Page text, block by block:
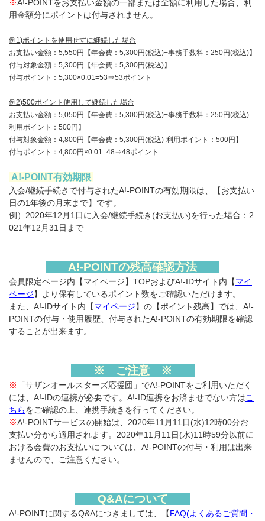
※A!-POINTをお支払い金額の一部または全額に利用した場合、利
用金額分にポイントは付与されません。
例1)ポイントを使用せずに継続した場合
お支払い金額：5,550円【年会費：5,300円(税込)+事務手数料：250円(税込)】
付与対象金額：5,300円【年会費：5,300円(税込)】
付与ポイント：5,300×0.01=53⇒53ポイント
例2)500ポイント使用して継続した場合
お支払い金額：5,050円【年会費：5,300円(税込)+事務手数料：250円(税込)-
利用ポイント：500円】
付与対象金額：4,800円【年会費：5,300円(税込)-利用ポイント：500円】
付与ポイント：4,800円×0.01=48⇒48ポイント
A!-POINT有効期限
入会/継続手続きで付与されたA!-POINTの有効期限は、【お支払い
日の1年後の月末まで】です。
例）2020年12月1日に入会/継続手続き(お支払い)を行った場合：2
021年12月31日まで
A!-POINTの残高確認方法
会員限定ページ内【マイページ】TOPおよびA!-IDサイト内【マイ
ページ】より保有しているポイント数をご確認いただけます。
また、A!-IDサイト内【マイページ】の【ポイント残高】では、A!-
POINTの付与・使用履歴、付与されたA!-POINTの有効期限を確認
することが出来ます。
※ ご注意 ※
※
「サザンオールスターズ応援団」でA!-POINTをご利用いただく
には、A!-IDの連携が必要です。A!-ID連携をお済ませでない方はこ
ちらをご確認の上、連携手続きを行ってください。
※A!-POINTサービスの開始は、2020年11月11日(水)12時00分お
支払い分から適用されます。2020年11月11日(水)11時59分以前に
おける会費のお支払いについては、A!-POINTの付与・利用は出来
ませんので、ご注意ください。
Q&Aについて
A!-POINTに関するQ&Aにつきましては、【FAQ(よくあるご質問・